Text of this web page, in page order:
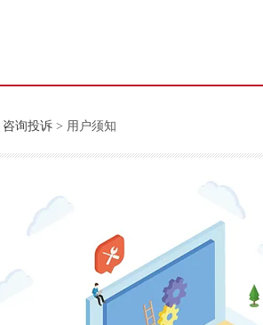
咨询投诉 > 用户须知